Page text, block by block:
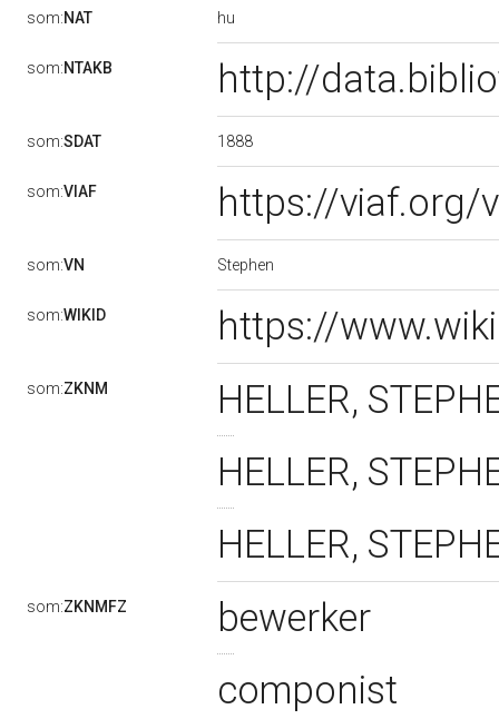
som:NAT hu
som:NTAKB http://
som:SDAT 1888
som:VIAF https://viaf.org/
som:VN Stephen
som:WIKID https://
som:ZKNM
HELLER,
HELLER,
HELLER,
som:ZKNMFZ
bewerker
componist